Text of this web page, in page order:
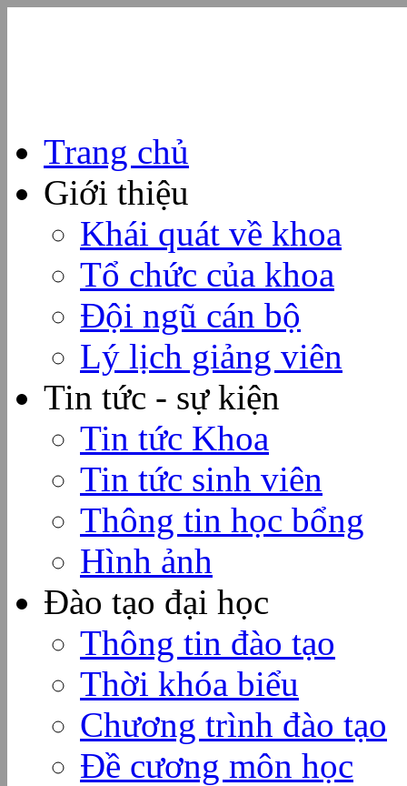
Trang chủ
Giới thiệu
Khái quát về khoa
Tổ chức của khoa
Đội ngũ cán bộ
Lý lịch giảng viên
Tin tức - sự kiện
Tin tức Khoa
Tin tức sinh viên
Thông tin học bổng
Hình ảnh
Đào tạo đại học
Thông tin đào tạo
Thời khóa biểu
Chương trình đào tạo
Đề cương môn học